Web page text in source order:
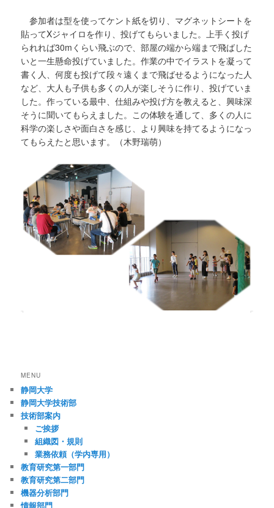
参加者は型を使ってケント紙を切り、マグネットシートを
貼ってXジャイロを作り、投げてもらいました。上手く投げ
られれば30mくらい飛ぶので、部屋の端から端まで飛ばした
いと一生懸命投げていました。作業の中でイラストを凝って
書く人、何度も投げて段々遠くまで飛ばせるようになった人
など、大人も子供も多くの人が楽しそうに作り、投げていま
した。作っている最中、仕組みや投げ方を教えると、興味深
そうに聞いてもらえました。この体験を通して、多くの人に
科学の楽しさや面白さを感じ、より興味を持てるようになっ
てもらえたと思います。（木野瑞萌）
MENU
静岡大学
静岡大学技術部
技術部案内
ご挨拶
組織図・規則
業務依頼（学内専用）
教育研究第一部門
教育研究第二部門
機器分析部門
情報部門